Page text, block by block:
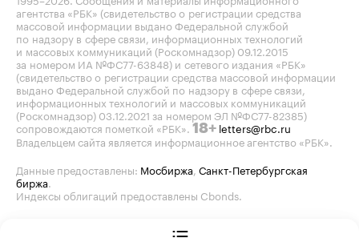
агентства «РБК» (свидетельство о регистрации средства
массовой информации выдано Федеральной службой
по надзору в сфере связи, информационных технологий
и массовых коммуникаций (Роскомнадзор) 09.12.2015
за номером ИА №ФС77-63848) и сетевого издания «РБК»
(свидетельство о регистрации средства массовой информации
выдано Федеральной службой по надзору в сфере связи,
информационных технологий и массовых коммуникаций
(Роскомнадзор) 03.12.2021 за номером ЭЛ №ФС77-82385)
сопровождаются пометкой «РБК». 18+ letters@rbc.ru
Владельцем сайта является информационное агентство «РБК».
Данные предоставлены: Мосбиржа, Санкт-Петербургская
биржа.
Индексы облигаций предоставлены Cbonds.